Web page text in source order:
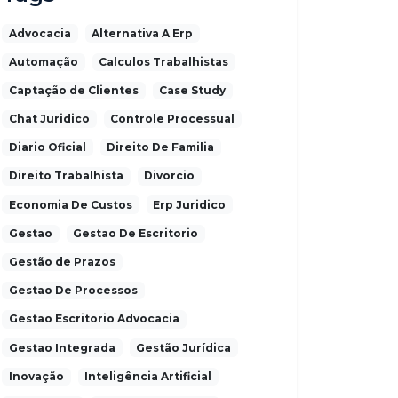
Advocacia Alternativa A Erp
Automação Calculos Trabalhistas
Captação de Clientes Case Study
Chat Juridico Controle Processual
Diario Oficial Direito De Familia
Direito Trabalhista Divorcio
Economia De Custos Erp Juridico
Gestao Gestao De Escritorio
Gestão de Prazos
Gestao De Processos
Gestao Escritorio Advocacia
Gestao Integrada Gestão Jurídica
Inovação Inteligência Artificial